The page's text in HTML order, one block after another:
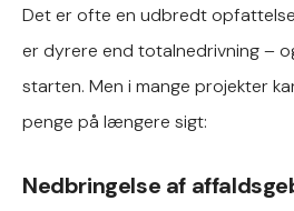
Det er ofte en udbredt
er dyrere end totalnedrivning –
starten. Men i mange projekter
penge på længere sigt:
Nedbringelse af